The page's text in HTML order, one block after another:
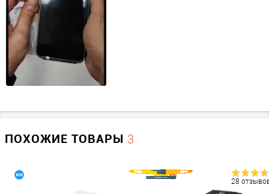
2D
Банковский терминал
есть
Смартфон
есть
USB
ПОХОЖИЕ ТОВАРЫ 3
28